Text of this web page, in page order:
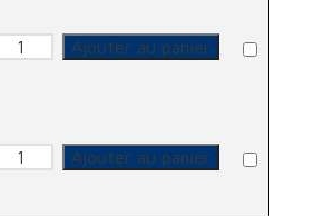
quantité
deAjouter au panier
quantité
deAjouter au panier